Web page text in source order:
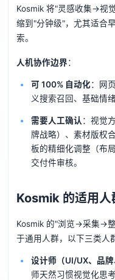
Kosmik 将"灵感收集→视
缩到"分钟级"，尤其适合
索。
人机协作边界：
可 100% 自动化：网
义搜索召回、基础情
需要人工确认 ：视觉
牌战略）、素材版权
板的精细化调整（布
交付件审核。
Kosmik 的适用人
Kosmik 的"浏览→采集→
于通用人群，以下三类人
设计师（UI/UX、品牌
师天然习惯视觉化思